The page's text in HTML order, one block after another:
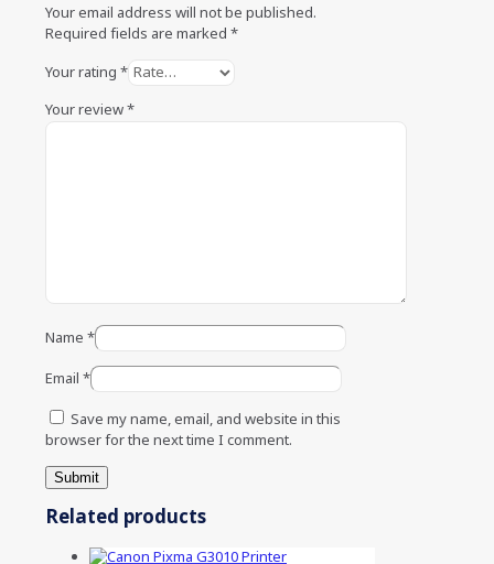
Your email address will not be published.
Required fields are marked *
Your rating *
Your review*
Name *
Email *
Save my name, email, and website in this
browser for the next time I comment.
Related products